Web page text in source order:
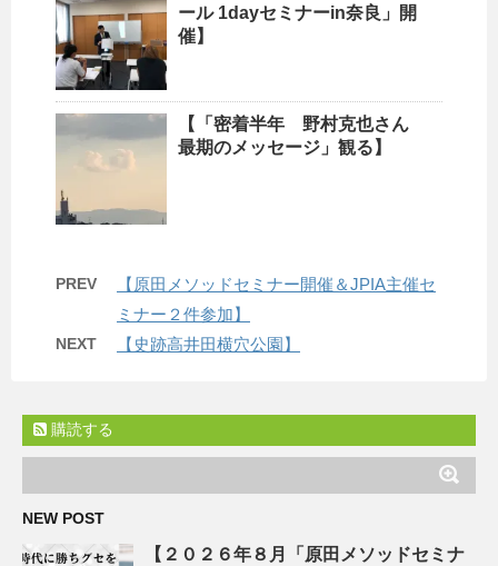
ール 1dayセミナーin奈良」開
催】
【「密着半年 野村克也さん
最期のメッセージ」観る】
PREV
【原田メソッドセミナー開催＆JPIA主催セ
ミナー２件参加】
NEXT 【史跡高井田横穴公園】
購読する
NEW POST
【２０２６年８月「原田メソッドセミナ